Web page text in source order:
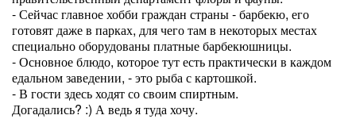
- Сейчас главное хобби граждан страны - барбекю, его
готовят даже в парках, для чего там в некоторых местах
специально оборудованы платные барбекюшницы.
- Основное блюдо, которое тут есть практически в каждом
едальном заведении, - это рыба с картошкой.
- В гости здесь ходят со своим спиртным.
Догадались? :) А ведь я туда хочу.